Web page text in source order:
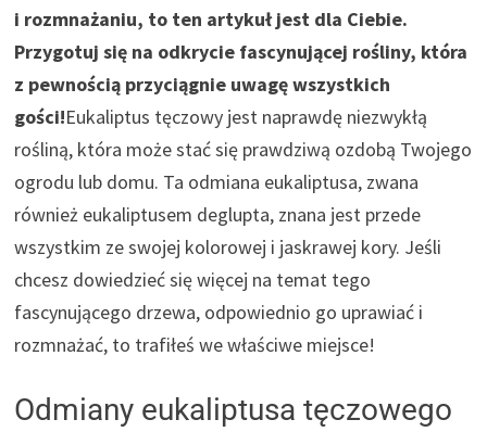
i rozmnażaniu, to ten artykuł jest dla Ciebie.
Przygotuj się na odkrycie fascynującej rośliny, która
z pewnością przyciągnie uwagę wszystkich
gości!Eukaliptus tęczowy jest naprawdę niezwykłą
rośliną, która może stać się prawdziwą ozdobą Twojego
ogrodu lub domu. Ta odmiana eukaliptusa, zwana
również eukaliptusem deglupta, znana jest przede
wszystkim ze swojej kolorowej i jaskrawej kory. Jeśli
chcesz dowiedzieć się więcej na temat tego
fascynującego drzewa, odpowiednio go uprawiać i
rozmnażać, to trafiłeś we właściwe miejsce!
Odmiany eukaliptusa tęczowego